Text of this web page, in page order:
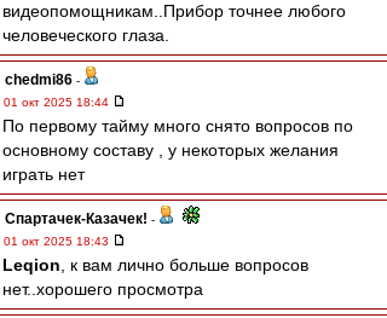
видеопомощникам..Прибор точнее любого
человеческого глаза.
chedmi86 -
01 окт 2025 18:44
По первому тайму много снято вопросов по
основному составу , у некоторых желания
играть нет
Спартачек-Казачек! -
01 окт 2025 18:43
Leqion , к вам лично больше вопросов
нет..хорошего просмотра